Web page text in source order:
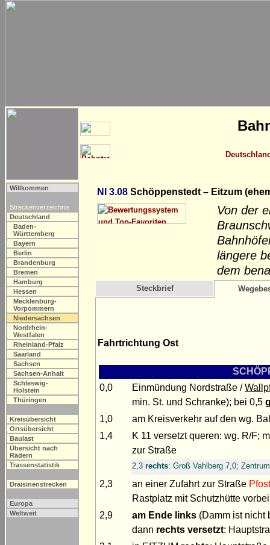
Willkommen
Streckenverzeichnis
Deutschland
Baden-
Württemberg
Bayern
Berlin
Brandenburg
Bremen
Hamburg
Hessen
Mecklenburg-
Vorpommern
Niedersachsen
Nordrhein-
Westfalen
Rheinland-Pfalz
Saarland
Sachsen
Sachsen-Anhalt
Schleswig-
Holstein
Thüringen
Kreisübersicht
Ortsübersicht
Baulast
Übersicht nach
Rädern
Trassenstatistik
Draisinenstrecken
Europa
Weltweit
NI 3.08 Schöppenstedt – Eitzum
Von der
längere
dem
Steckbrief
Fahrtrichtung Ost
0,0
Einmündung Nordstraße /
min. St. und Schranke); bei 0,5
1,0
am Kreisverkehr auf den wg.
1,4
K 11 versetzt queren: wg. R/F;
zur Straße
2,3 rechts: Groß Vahlberg 7,0;
2,3 an einer Zufahrt zur Straße
Rastplatz mit Schutzhütte
2,9
am Ende links (Damm ist nicht
dann rechts versetzt: